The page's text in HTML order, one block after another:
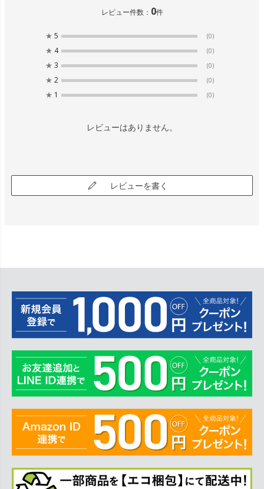
レビュー件数： 0件
★ 5 (0)
★ 4 (0)
★ 3 (0)
★ 2 (0)
★ 1 (0)
レビューはありません。
レビューを書く